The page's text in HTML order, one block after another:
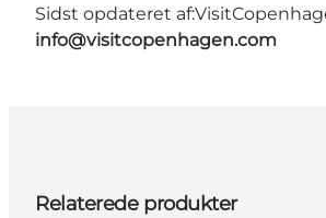
Sidst opdateret af:
info@visitcopenhagen.com
Relaterede produkter